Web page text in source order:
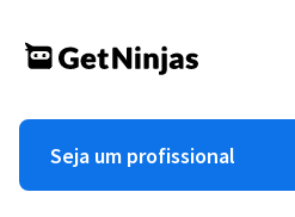
Seja um profissional